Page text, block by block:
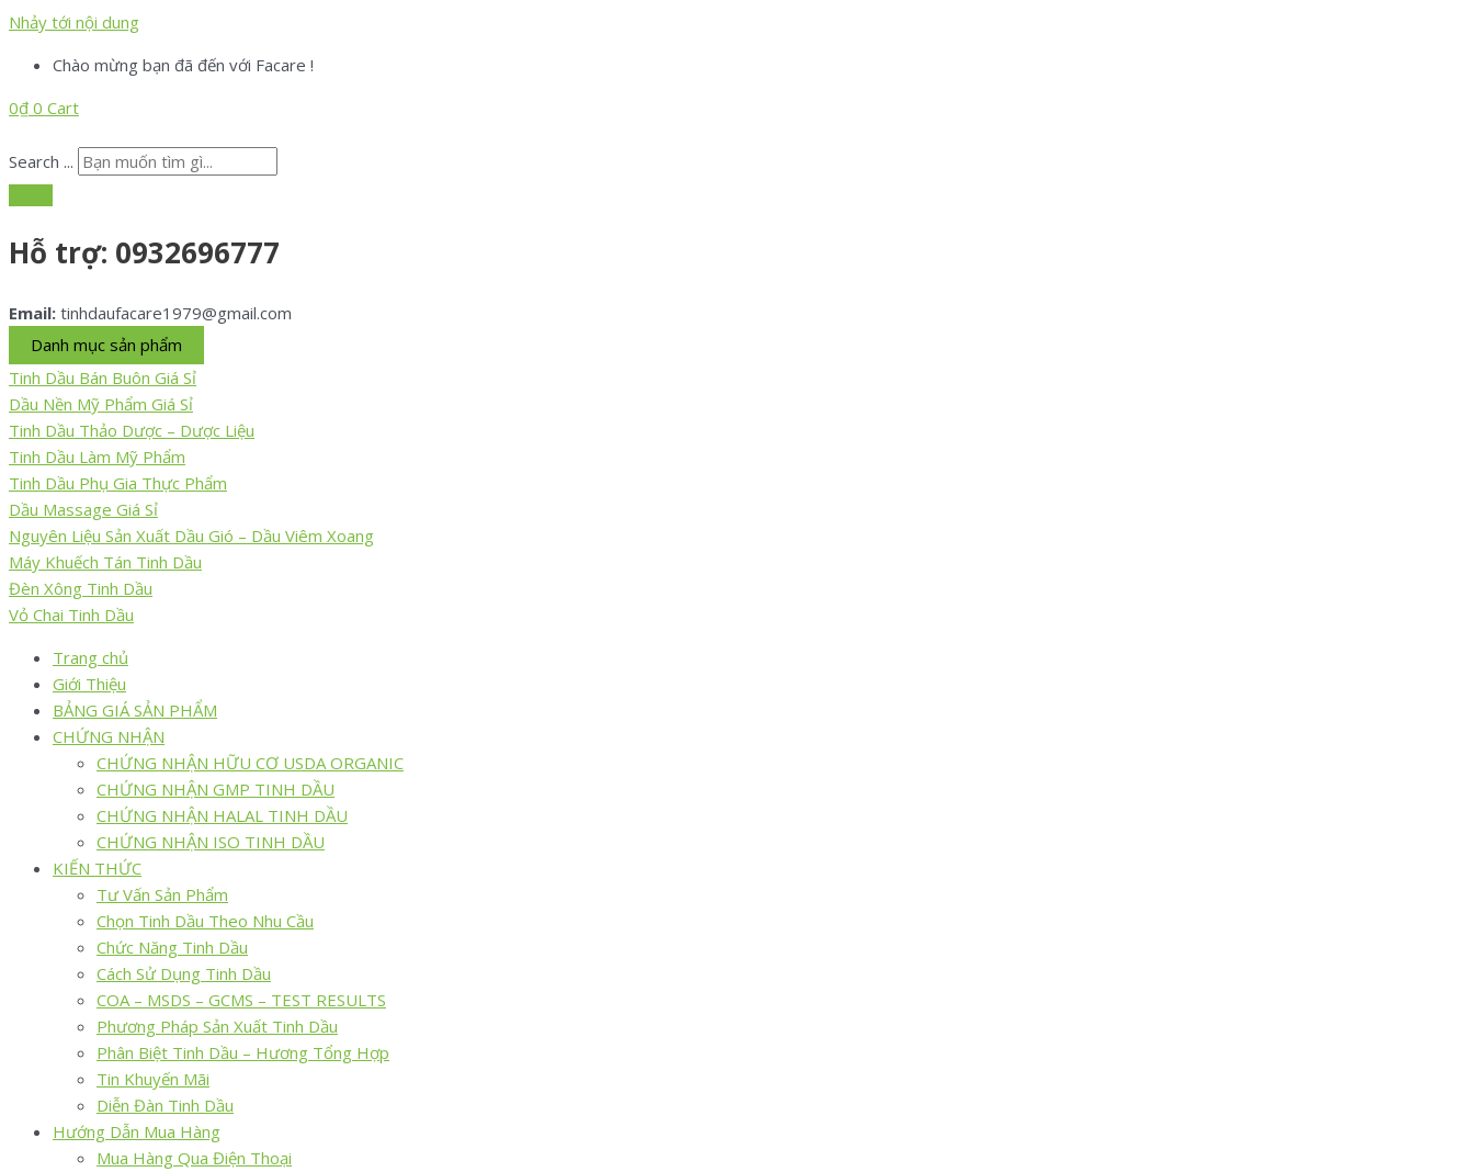
Nhảy tới nội dung
Chào mừng bạn đã đến với Facare !
0₫ 0 Cart
Search ...
Hỗ trợ: 0932696777
Email: tinhdaufacare1979@gmail.com
Danh mục sản phẩm
Tinh Dầu Bán Buôn Giá Sỉ
Dầu Nền Mỹ Phẩm Giá Sỉ
Tinh Dầu Thảo Dược – Dược Liệu
Tinh Dầu Làm Mỹ Phẩm
Tinh Dầu Phụ Gia Thực Phẩm
Dầu Massage Giá Sỉ
Nguyên Liệu Sản Xuất Dầu Gió – Dầu Viêm Xoang
Máy Khuếch Tán Tinh Dầu
Đèn Xông Tinh Dầu
Vỏ Chai Tinh Dầu
Trang chủ
Giới Thiệu
BẢNG GIÁ SẢN PHẨM
CHỨNG NHẬN
CHỨNG NHẬN HỮU CƠ USDA ORGANIC
CHỨNG NHẬN GMP TINH DẦU
CHỨNG NHẬN HALAL TINH DẦU
CHỨNG NHẬN ISO TINH DẦU
KIẾN THỨC
Tư Vấn Sản Phẩm
Chọn Tinh Dầu Theo Nhu Cầu
Chức Năng Tinh Dầu
Cách Sử Dụng Tinh Dầu
COA – MSDS – GCMS – TEST RESULTS
Phương Pháp Sản Xuất Tinh Dầu
Phân Biệt Tinh Dầu – Hương Tổng Hợp
Tin Khuyến Mãi
Diễn Đàn Tinh Dầu
Hướng Dẫn Mua Hàng
Mua Hàng Qua Điện Thoại